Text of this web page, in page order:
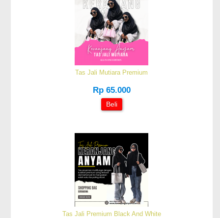
Tas Jali Mutiara Premium
Rp 65.000
Beli
Tas Jali Premium Black And White